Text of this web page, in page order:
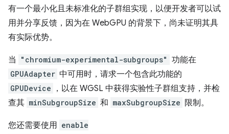
有一个最小化且未标准化的子群组实现，以便开发者可以试
用并分享反馈，因为在 WebGPU 的背景下，尚未证明其具
有实际优势。
当 "chromium-experimental-subgroups" 功能在
GPUAdapter 中可用时，请求一个包含此功能的
GPUDevice
，以在 WGSL 中获得实验性子群组支持，并检
查其 minSubgroupSize 和 maxSubgroupSize 限制。
您还需要使用 enable